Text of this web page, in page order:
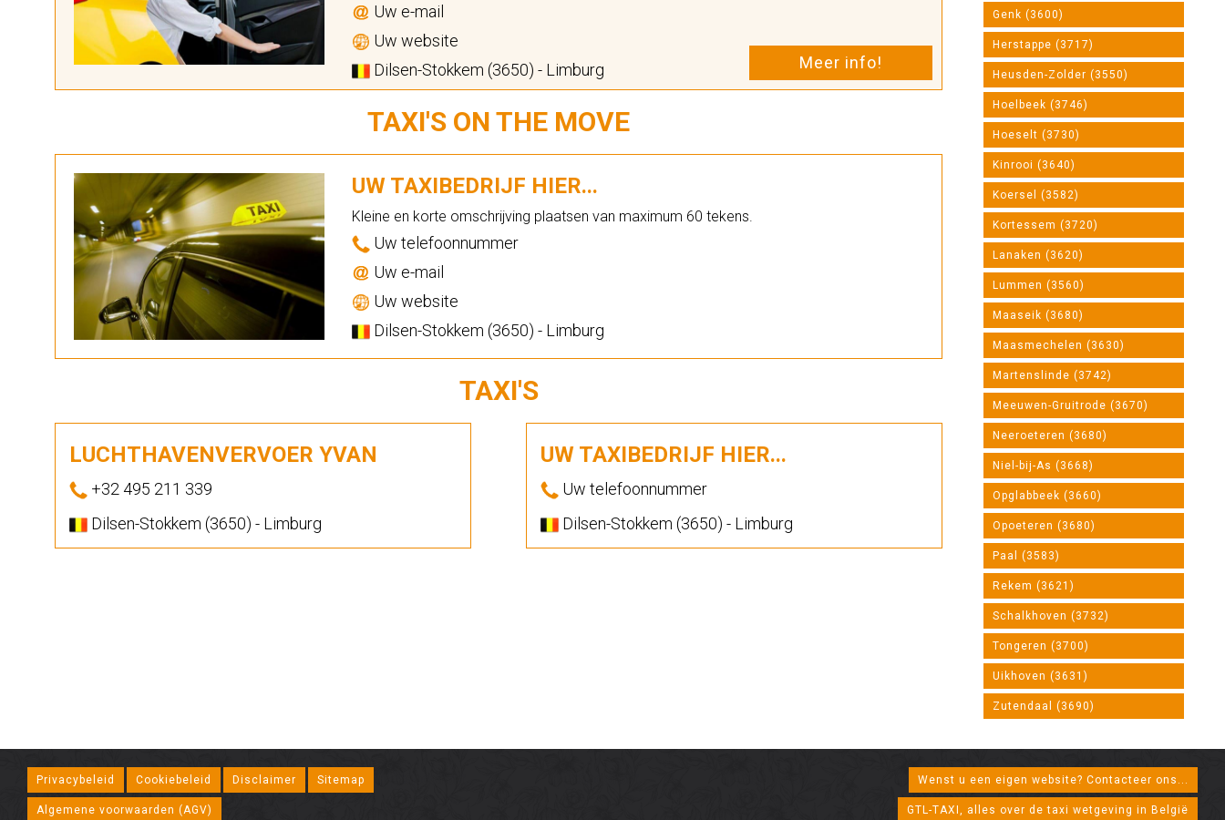
Uw e-mail
Uw website
Dilsen-Stokkem (3650) - Limburg
Meer info!
TAXI'S ON THE MOVE
UW TAXIBEDRIJF HIER...
Kleine en korte omschrijving plaatsen van maximum 60 tekens.
Uw telefoonnummer
Uw e-mail
Uw website
Dilsen-Stokkem (3650) - Limburg
TAXI'S
LUCHTHAVENVERVOER YVAN
+32 495 211 339
Dilsen-Stokkem (3650) - Limburg
UW TAXIBEDRIJF HIER...
Uw telefoonnummer
Dilsen-Stokkem (3650) - Limburg
Genk (3600)
Herstappe (3717)
Heusden-Zolder (3550)
Hoelbeek (3746)
Hoeselt (3730)
Kinrooi (3640)
Koersel (3582)
Kortessem (3720)
Lanaken (3620)
Lummen (3560)
Maaseik (3680)
Maasmechelen (3630)
Martenslinde (3742)
Meeuwen-Gruitrode (3670)
Neeroeteren (3680)
Niel-bij-As (3668)
Opglabbeek (3660)
Opoeteren (3680)
Paal (3583)
Rekem (3621)
Schalkhoven (3732)
Tongeren (3700)
Uikhoven (3631)
Zutendaal (3690)
Privacybeleid Cookiebeleid Disclaimer Sitemap
Algemene voorwaarden (AGV)
Wenst u een eigen website? Contacteer ons...
GTL-TAXI, alles over de taxi wetgeving in België